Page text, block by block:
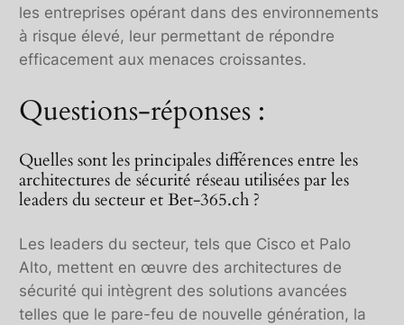
les entreprises opérant dans des environnements
à risque élevé, leur permettant de répondre
efficacement aux menaces croissantes.
Questions-réponses :
Quelles sont les principales différences entre les
architectures de sécurité réseau utilisées par les
leaders du secteur et Bet-365.ch ?
Les leaders du secteur, tels que Cisco et Palo
Alto, mettent en œuvre des architectures de
sécurité qui intègrent des solutions avancées
telles que le pare-feu de nouvelle génération, la